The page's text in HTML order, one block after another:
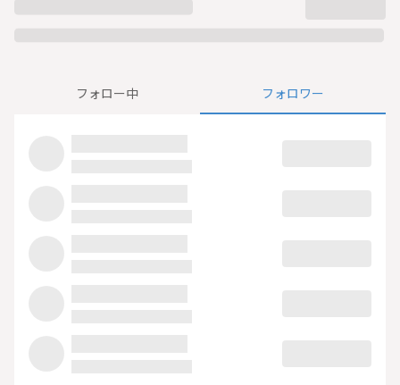
フォロー中 フォロワー